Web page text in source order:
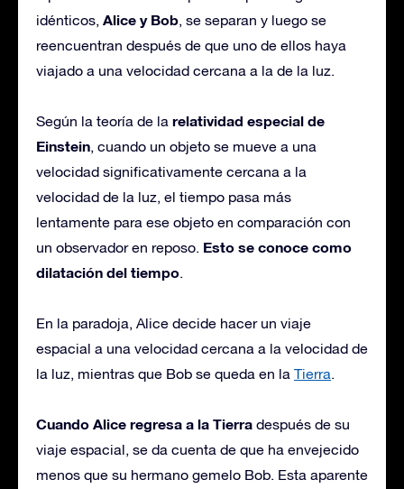
idénticos, Alice y Bob, se separan y luego se
reencuentran después de que uno de ellos haya
viajado a una velocidad cercana a la de la luz.
Según la teoría de la relatividad especial de
Einstein, cuando un objeto se mueve a una
velocidad significativamente cercana a la
velocidad de la luz, el tiempo pasa más
lentamente para ese objeto en comparación con
un observador en reposo. Esto se conoce como
dilatación del tiempo.
En la paradoja, Alice decide hacer un viaje
espacial a una velocidad cercana a la velocidad de
la luz, mientras que Bob se queda en la Tierra.
Cuando Alice regresa a la Tierra después de su
viaje espacial, se da cuenta de que ha envejecido
menos que su hermano gemelo Bob. Esta aparente